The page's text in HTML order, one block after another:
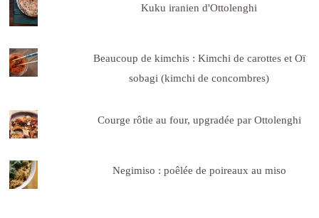
Kuku iranien d'Ottolenghi
Beaucoup de kimchis : Kimchi de carottes et Oï
sobagi (kimchi de concombres)
Courge rôtie au four, upgradée par Ottolenghi
Negimiso : poêlée de poireaux au miso